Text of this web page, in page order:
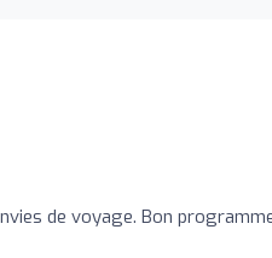
de voyage. Bon